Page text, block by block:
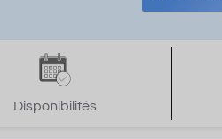
Disponibilités